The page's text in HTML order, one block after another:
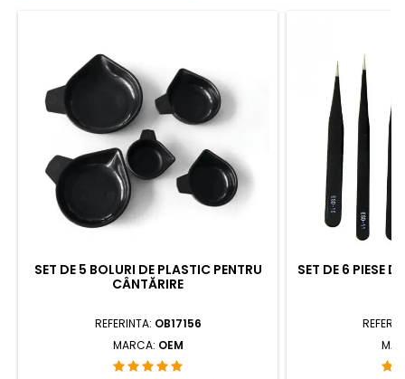
SET DE 5 BOLURI DE PLASTIC PENTRU
CÂNTĂRIRE
REFERINTA: OB17156
MARCA: OEM
SET DE 6 PIESE